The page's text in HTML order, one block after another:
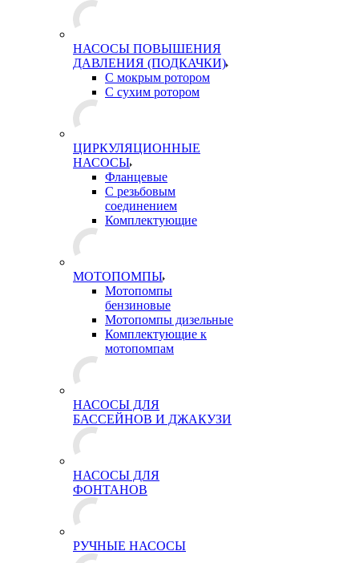
НАСОСЫ ПОВЫШЕНИЯ
ДАВЛЕНИЯ (ПОДКАЧКИ)
С мокрым ротором
С сухим ротором
ЦИРКУЛЯЦИОННЫЕ
НАСОСЫ
Фланцевые
С резьбовым
соединением
Комплектующие
МОТОПОМПЫ
Мотопомпы
бензиновые
Мотопомпы дизельные
Комплектующие к
мотопомпам
НАСОСЫ ДЛЯ
БАССЕЙНОВ И ДЖАКУЗИ
НАСОСЫ ДЛЯ
ФОНТАНОВ
РУЧНЫЕ НАСОСЫ